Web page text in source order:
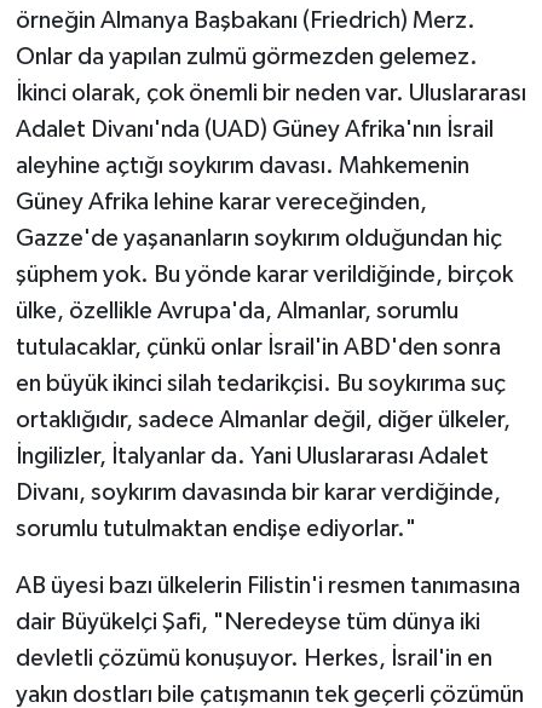
örneğin Almanya Başbakanı (Friedrich) Merz.
Onlar da yapılan zulmü görmezden gelemez.
İkinci olarak, çok önemli bir neden var. Uluslararası
Adalet Divanı'nda (UAD) Güney Afrika'nın İsrail
aleyhine açtığı soykırım davası. Mahkemenin
Güney Afrika lehine karar vereceğinden,
Gazze'de yaşananların soykırım olduğundan hiç
şüphem yok. Bu yönde karar verildiğinde, birçok
ülke, özellikle Avrupa'da, Almanlar, sorumlu
tutulacaklar, çünkü onlar İsrail'in ABD'den sonra
en büyük ikinci silah tedarikçisi. Bu soykırıma suç
ortaklığıdır, sadece Almanlar değil, diğer ülkeler,
İngilizler, İtalyanlar da. Yani Uluslararası Adalet
Divanı, soykırım davasında bir karar verdiğinde,
sorumlu tutulmaktan endişe ediyorlar."
AB üyesi bazı ülkelerin Filistin'i resmen tanımasına
dair Büyükelçi Şafi, "Neredeyse tüm dünya iki
devletli çözümü konuşuyor. Herkes, İsrail'in en
yakın dostları bile çatışmanın tek geçerli çözümün